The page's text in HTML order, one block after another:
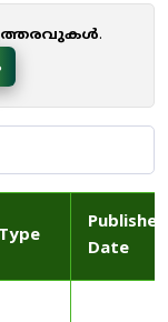
.
Type
Published
Date